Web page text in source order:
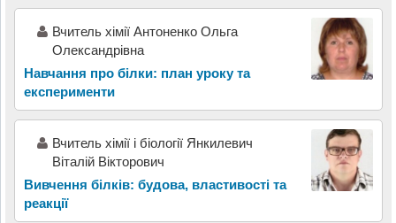
Вчитель хімії Антоненко Ольга
Олександрівна
Навчання про білки: план уроку та
експерименти
Вчитель хімії і біології Янкилевич
Віталій Вікторович
Вивчення білків: будова, властивості та
реакції